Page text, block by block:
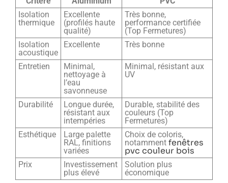
Isolation
thermique
Excellente
(profilés haute
qualité)
Très bonne,
performance certifiée
(Top Fermetures)
Isolation
acoustique
Excellente Très bonne
Entretien
Minimal,
nettoyage à
l’eau
savonneuse
Minimal, résistant aux
UV
Durabilité
Longue durée,
résistant aux
intempéries
Durable, stabilité des
couleurs (Top
Fermetures)
Esthétique
Large palette
RAL, finitions
variées
Choix de coloris,
notamment fenêtres
pvc couleur bois
Prix
Investissement
plus élevé
Solution plus
économique